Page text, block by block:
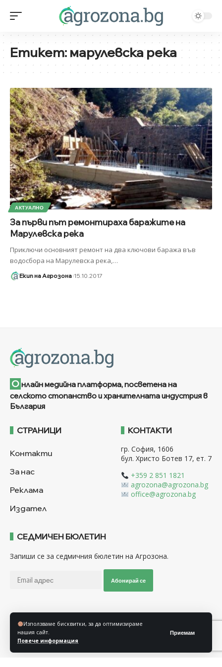
Използваме бисквитки, за да оптимизираме
нашия сайт.
Повече информация
Приемам
Етикет:марулевска река
АКТУАЛНО
За първи път ремонтираха баражите на
Марулевска река
Приключи основният ремонт на два ключови баража във
водосбора на Марулевска река,…
Екип на Агрозона 15.10.2017
О нлайн медийна платформа, посветена на
селското стопанство и хранителната индустрия в
България
СТРАНИЦИ
Контакти
За нас
Реклама
Издател
КОНТАКТИ
гр. София, 1606
бул. Христо Ботев 17, ет. 7
+359 2 851 1821
agrozona@agrozona.bg
office@agrozona.bg
СЕДМИЧЕН БЮЛЕТИН
Запиши се за седмичния бюлетин на Агрозона.
Абонирай се
Последвайте ни